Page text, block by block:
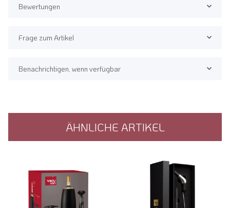
Bewertungen
Frage zum Artikel
Benachrichtigen, wenn verfügbar
ÄHNLICHE ARTIKEL